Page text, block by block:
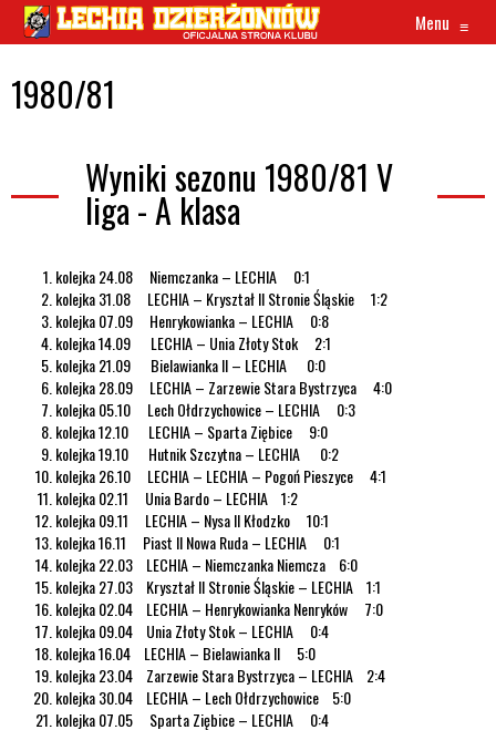
Menu ≡
1980/81
Wyniki sezonu 1980/81 V
liga - A klasa
kolejka 24.08 Niemczanka – LECHIA 0:1
kolejka 31.08 LECHIA – Kryształ II Stronie Śląskie 1:2
kolejka 07.09 Henrykowianka – LECHIA 0:8
kolejka 14.09 LECHIA – Unia Złoty Stok 2:1
kolejka 21.09 Bielawianka II – LECHIA 0:0
kolejka 28.09 LECHIA – Zarzewie Stara Bystrzyca 4:0
kolejka 05.10 Lech Ołdrzychowice – LECHIA 0:3
kolejka 12.10 LECHIA – Sparta Ziębice 9:0
kolejka 19.10 Hutnik Szczytna – LECHIA 0:2
kolejka 26.10 LECHIA – LECHIA – Pogoń Pieszyce 4:1
kolejka 02.11 Unia Bardo – LECHIA 1:2
kolejka 09.11 LECHIA – Nysa II Kłodzko 10:1
kolejka 16.11 Piast II Nowa Ruda – LECHIA 0:1
kolejka 22.03 LECHIA – Niemczanka Niemcza 6:0
kolejka 27.03 Kryształ II Stronie Śląskie – LECHIA 1:1
kolejka 02.04 LECHIA – Henrykowianka Nenryków 7:0
kolejka 09.04 Unia Złoty Stok – LECHIA 0:4
kolejka 16.04 LECHIA – Bielawianka II 5:0
kolejka 23.04 Zarzewie Stara Bystrzyca – LECHIA 2:4
kolejka 30.04 LECHIA – Lech Ołdrzychowice 5:0
kolejka 07.05 Sparta Ziębice – LECHIA 0:4